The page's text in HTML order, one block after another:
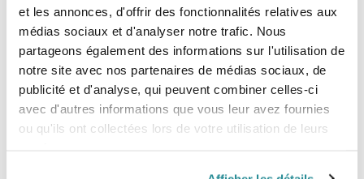
et les annonces, d'offrir des fonctionnalités relatives aux
médias sociaux et d'analyser notre trafic. Nous
partageons également des informations sur l'utilisation de
notre site avec nos partenaires de médias sociaux, de
publicité et d'analyse, qui peuvent combiner celles-ci
avec d'autres informations que vous leur avez fournies
ou qu'ils ont collectées lors de votre utilisation de leurs